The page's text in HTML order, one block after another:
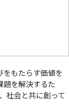
もたらす価値を
題を解決するた
社会と共に創って